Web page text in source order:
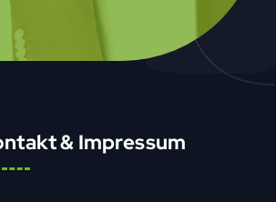
& Impressum